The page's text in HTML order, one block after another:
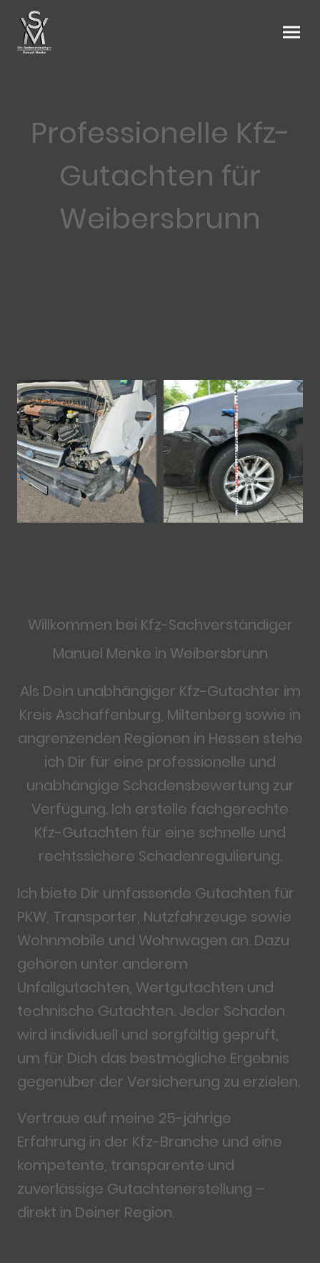
Professionelle Kfz-
Gutachten für
Weibersbrunn
Willkommen bei Kfz-Sachverständiger
Manuel Menke in Weibersbrunn
Als Dein unabhängiger Kfz-Gutachter im
Kreis Aschaffenburg, Miltenberg sowie in
angrenzenden Regionen in Hessen stehe
ich Dir für eine professionelle und
unabhängige Schadensbewertung zur
Verfügung. Ich erstelle fachgerechte
Kfz-Gutachten für eine schnelle und
rechtssichere Schadenregulierung.
Ich biete Dir umfassende Gutachten für
PKW, Transporter, Nutzfahrzeuge sowie
Wohnmobile und Wohnwagen an. Dazu
gehören unter anderem
Unfallgutachten, Wertgutachten und
technische Gutachten. Jeder Schaden
wird individuell und sorgfältig geprüft,
um für Dich das bestmögliche Ergebnis
gegenüber der Versicherung zu erzielen.
Vertraue auf meine 25-jährige
Erfahrung in der Kfz-Branche und eine
kompetente, transparente und
zuverlässige Gutachtenerstellung –
direkt in Deiner Region.